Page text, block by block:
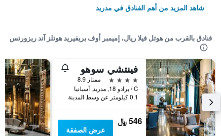
شاهد المزيد من أهم الفنادق في مدريد
فنادق بالقرب من هوتل فيلا ريال، إميمبر أوف بريفيريد هوتلز آند ريزورتس
فينتشي سوهو
4 نجوم
ممتاز 8.9
C / برادو 18, مدريد, أسبانيا
0.1 كيلومتر عن وسط المدينة
546 ﷼
عرض الصفقة